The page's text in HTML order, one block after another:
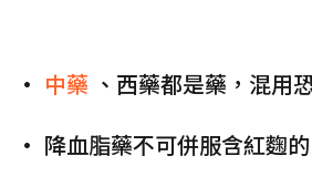
• 中藥 、西藥都是藥，混用
• 降血脂藥不可併服含紅麴